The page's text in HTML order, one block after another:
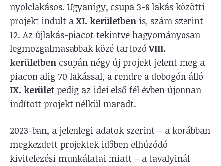
nyolclakásos. Ugyanígy, csupa 3-8 lakás közötti
projekt indult a XI. kerületben is, szám szerint
12. Az újlakás-piacot tekintve hagyományosan
legmozgalmasabbak közé tartozóVIII.
kerületben csupán négy új projekt jelent meg a
piacon alig 70 lakással, a rendre a dobogón álló
IX. kerület pedig az idei első fél évben újonnan
indított projekt nélkül maradt.
2023-ban, a jelenlegi adatok szerint – a korábban
megkezdett projektek időben elhúzódó
kivitelezési munkálatai miatt – a tavalyinál